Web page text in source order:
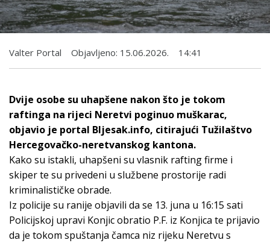
Valter Portal Objavljeno: 15.06.2026. 14:41
Dvije osobe su uhapšene nakon što je tokom
raftinga na rijeci Neretvi poginuo muškarac,
objavio je portal Bljesak.info, citirajući Tužilaštvo
Hercegovačko-neretvanskog kantona.
Kako su istakli, uhapšeni su vlasnik rafting firme i
skiper te su privedeni u službene prostorije radi
kriminalističke obrade.
Iz policije su ranije objavili da se 13. juna u 16:15 sati
Policijskoj upravi Konjic obratio P.F. iz Konjica te prijavio
da je tokom spuštanja čamca niz rijeku Neretvu s